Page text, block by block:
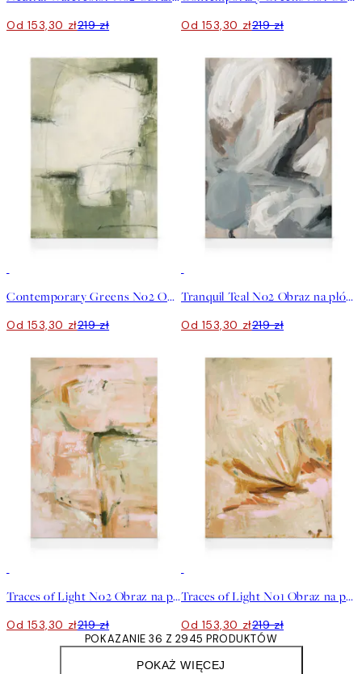
Od 153,30 zł219 zł Od 153,30 zł219 zł
Contemporary Greens No2 Obraz na płótnie
Od 153,30 zł219 zł
Tranquil Teal No2 Obraz na płótnie
Od 153,30 zł219 zł
Traces of Light No2 Obraz na płótnie
Od 153,30 zł219 zł
Traces of Light No1 Obraz na płótnie
Od 153,30 zł219 zł
POKAŻ WIĘCEJ
POKAZANIE 36 Z 2945 PRODUKTÓW